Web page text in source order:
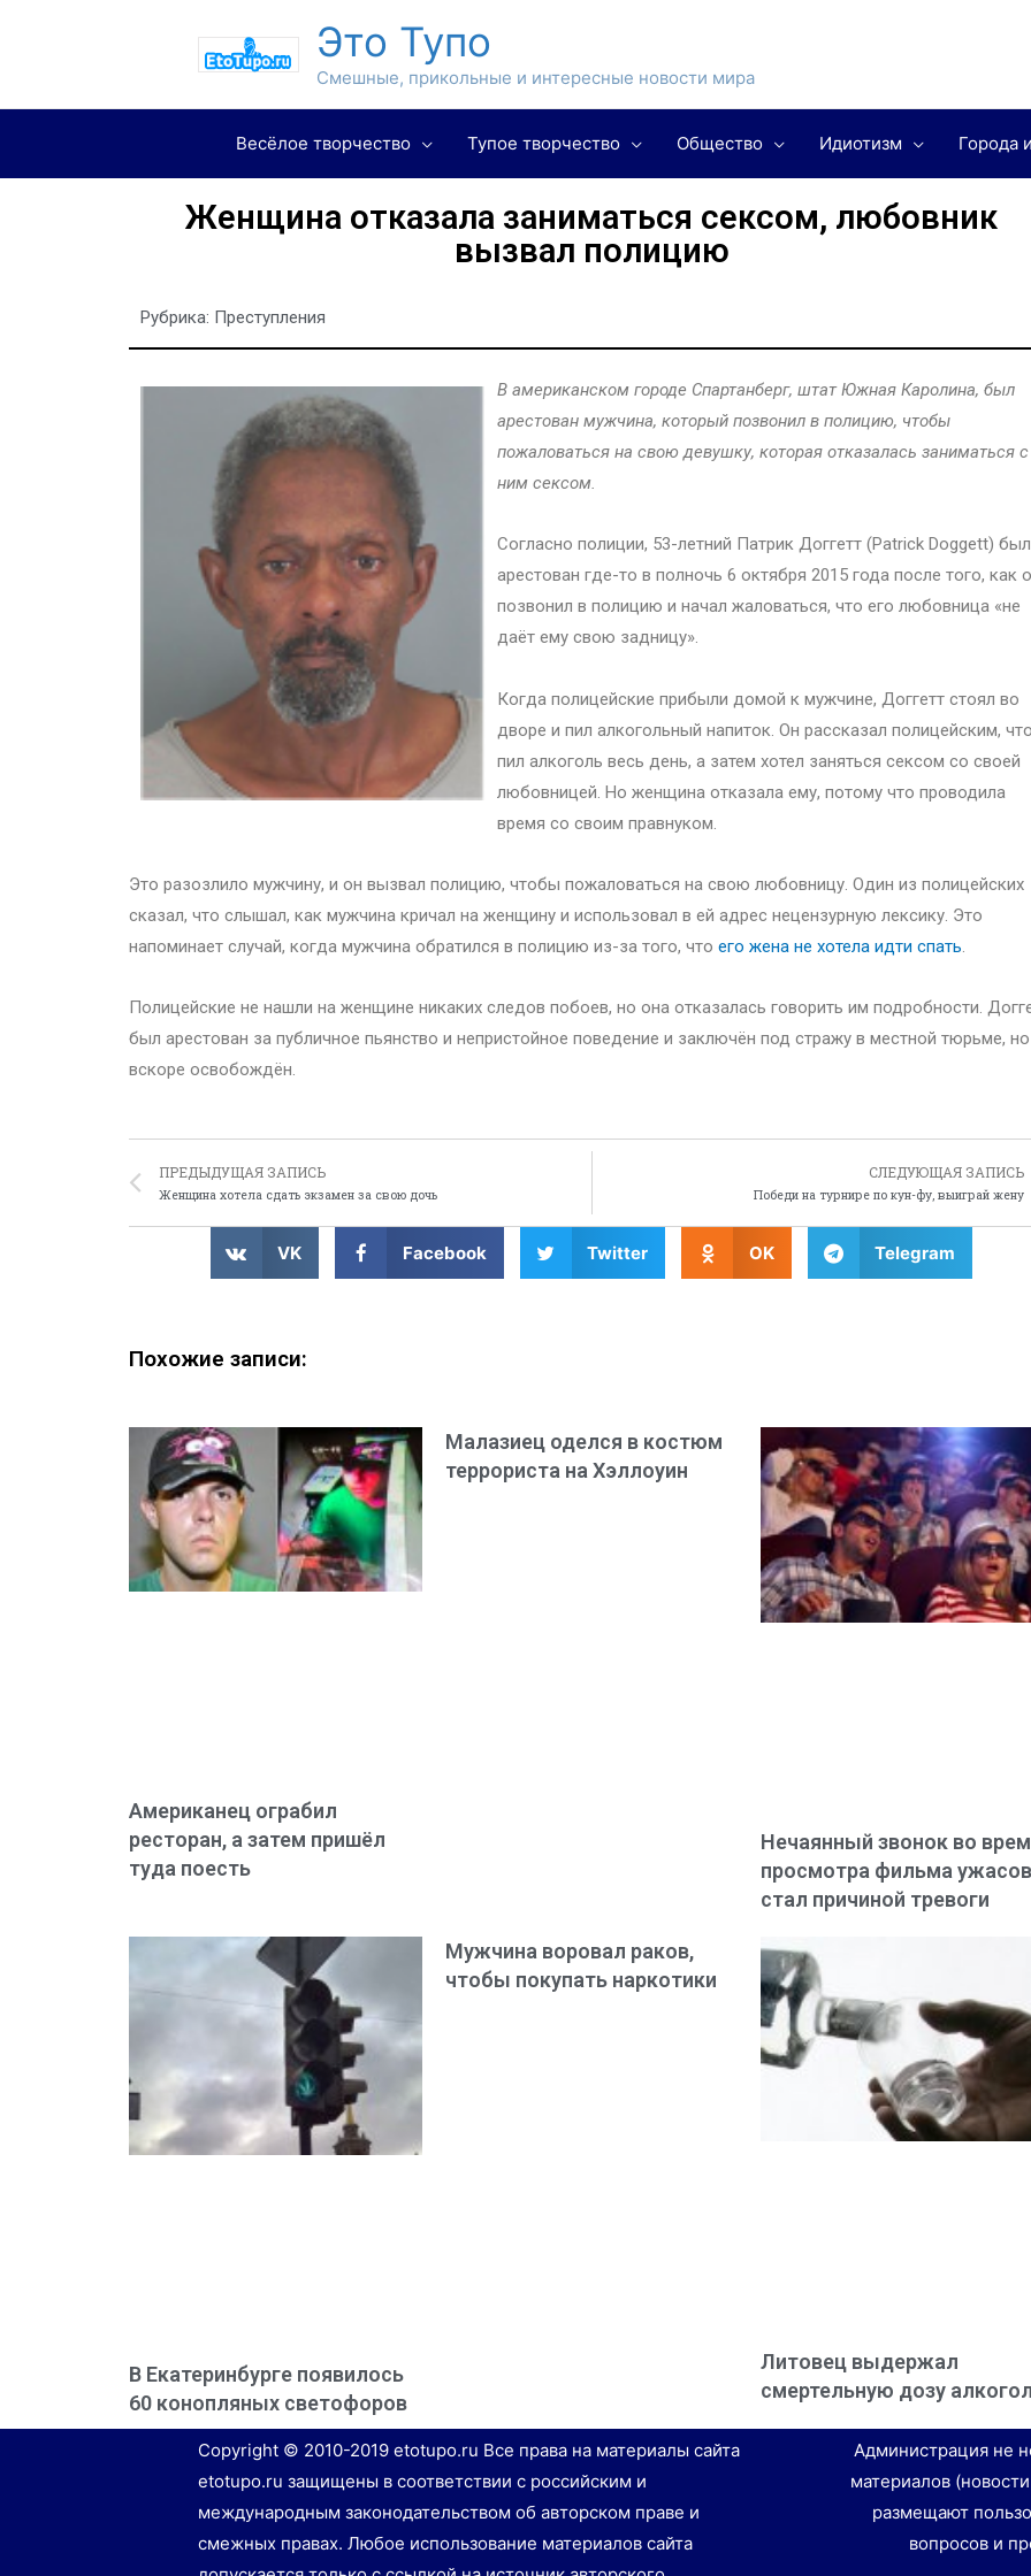
Это Тупо
Смешные, прикольные и интересные новости мира
Весёлое творчество Тупое творчество Общество Идиотизм Города
Женщина отказала заниматься сексом, любовник
вызвал полицию
Рубрика: Преступления
В американском городе Спартанберг, штат Южная Каролина, был
арестован мужчина, который позвонил в полицию, чтобы
пожаловаться на свою девушку, которая отказалась заниматься с
ним сексом.
Согласно полиции, 53-летний Патрик Доггетт (Patrick Doggett) был
арестован где-то в полночь 6 октября 2015 года после того, как
позвонил в полицию и начал жаловаться, что его любовница «не
даёт ему свою задницу».
Когда полицейские прибыли домой к мужчине, Доггетт стоял во
дворе и пил алкогольный напиток. Он рассказал полицейским,
пил алкоголь весь день, а затем хотел заняться сексом со своей
любовницей. Но женщина отказала ему, потому что проводила
время со своим правнуком.
Это разозлило мужчину, и он вызвал полицию, чтобы пожаловаться на свою любовницу. Один из полицейских
сказал, что слышал, как мужчина кричал на женщину и использовал в ей адрес нецензурную лексику. Это
напоминает случай, когда мужчина обратился в полицию из-за того, что его жена не хотела идти спать.
Полицейские не нашли на женщине никаких следов побоев, но она отказалась говорить им подробности.
был арестован за публичное пьянство и непристойное поведение и заключён под стражу в местной тюрьме, но
вскоре освобождён.
ПРЕДЫДУЩАЯ ЗАПИСЬ
Женщина хотела сдать экзамен за свою дочь
СЛЕДУЮЩАЯ ЗАПИСЬ
Победи на турнире по кун-фу, выиграй жену
VK Facebook Twitter OK Telegram
Похожие записи:
Американец ограбил
ресторан, а затем пришёл
туда поесть
Малазиец оделся в костюм
террориста на Хэллоуин
Нечаянный звонок во
просмотра фильма
стал причиной тревоги
В Екатеринбурге появилось
60 конопляных светофоров
Мужчина воровал раков,
чтобы покупать наркотики
Литовец выдержал
смертельную дозу
Copyright © 2010-2019 etotupo.ru Все права на материалы сайта
etotupo.ru защищены в соответствии с российским и
международным законодательством об авторском праве и
смежных правах. Любое использование материалов сайта
Администрация не
материалов
размещают
вопросов и